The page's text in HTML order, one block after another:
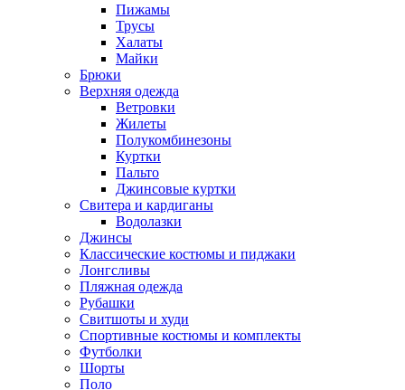
Пижамы
Трусы
Халаты
Майки
Брюки
Верхняя одежда
Ветровки
Жилеты
Полукомбинезоны
Куртки
Пальто
Джинсовые куртки
Свитера и кардиганы
Водолазки
Джинсы
Классические костюмы и пиджаки
Лонгсливы
Пляжная одежда
Рубашки
Свитшоты и худи
Спортивные костюмы и комплекты
Футболки
Шорты
Поло